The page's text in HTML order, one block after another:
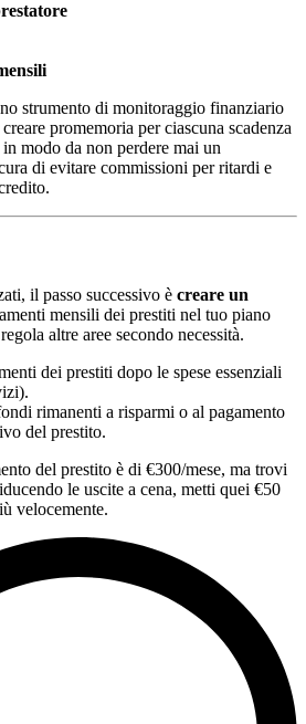
strumento di monitoraggio finanziario
promemoria per ciascuna scadenza
modo da non perdere mai un
di evitare commissioni per ritardi e
il passo successivo è creare un
mensili dei prestiti nel tuo piano
altre aree secondo necessità.
dei prestiti dopo le spese essenziali
rimanenti a risparmi o al pagamento
del prestito.
del prestito è di €300/mese, ma trovi
le uscite a cena, metti quei €50
velocemente.